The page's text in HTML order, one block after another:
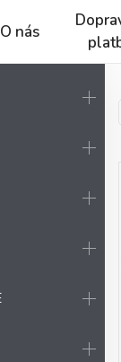
O nás